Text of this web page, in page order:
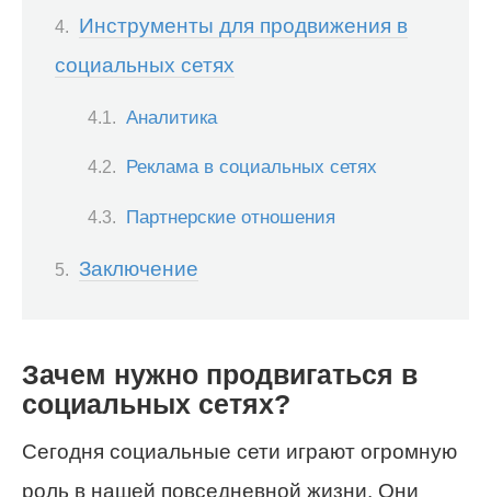
Инструменты для продвижения в
социальных сетях
Аналитика
Реклама в социальных сетях
Партнерские отношения
Заключение
Зачем нужно продвигаться в
социальных сетях?
Сегодня социальные сети играют огромную
роль в нашей повседневной жизни. Они